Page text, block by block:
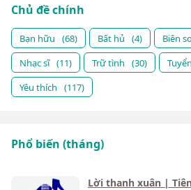
Chủ đề chính
Bạn hữu (68) Bất hủ (4) Biên
Nhạc sĩ (11) Trữ tình (30)
Yêu thích
(117)
Phổ biến (tháng)
Lời thanh xuân |